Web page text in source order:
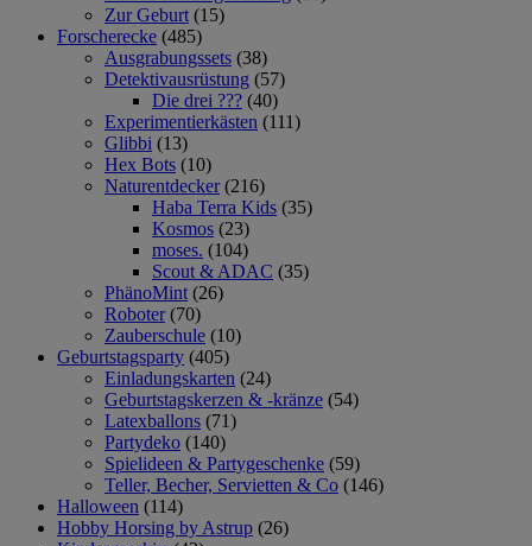
Zur Geburt (15)
Forscherecke (485)
Ausgrabungssets (38)
Detektivausrüstung (57)
Die drei ??? (40)
Experimentierkästen (111)
Glibbi (13)
Hex Bots (10)
Naturentdecker (216)
Haba Terra Kids (35)
Kosmos (23)
moses. (104)
Scout & ADAC (35)
PhänoMint (26)
Roboter (70)
Zauberschule (10)
Geburtstagsparty (405)
Einladungskarten (24)
Geburtstagskerzen & -kränze (54)
Latexballons (71)
Partydeko (140)
Spielideen & Partygeschenke (59)
Teller, Becher, Servietten & Co (146)
Halloween (114)
Hobby Horsing by Astrup (26)